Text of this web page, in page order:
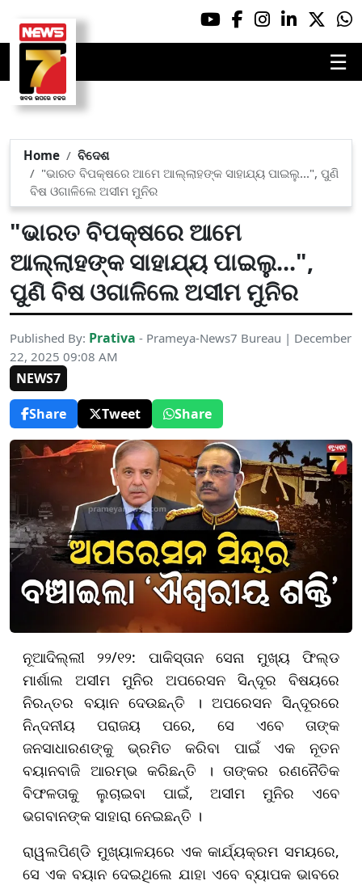
☰
Home
ବିଦେଶ
"ଭାରତ ବିପକ୍ଷରେ ଆମେ ଆଲ୍ଲାହଙ୍କ ସାହାଯ୍ୟ ପାଇଲୁ...", ପୁଣି
ବିଷ ଓଗାଳିଲେ ଅସୀମ ମୁନିର
"ଭାରତ ବିପକ୍ଷରେ ଆମେ
ଆଲ୍ଲାହଙ୍କ ସାହାଯ୍ୟ ପାଇଲୁ...",
ପୁଣି ବିଷ ଓଗାଳିଲେ ଅସୀମ ମୁନିର
Published By: Prativa - Prameya-News7 Bureau | December
22, 2025 09:08 AM
NEWS7
Share
Tweet Share
ନୂଆଦିଲ୍ଲୀ ୨୨/୧୨: ପାକିସ୍ତାନ ସେନା ମୁଖ୍ୟ ଫିଲ୍ଡ
ମାର୍ଶାଲ ଅସୀମ ମୁନିର ଅପରେସନ ସିନ୍ଦୂର ବିଷୟରେ
ନିରନ୍ତର ବୟାନ ଦେଉଛନ୍ତି । ଅପରେସନ ସିନ୍ଦୂରରେ
ନିନ୍ଦନୀୟ ପରାଜୟ ପରେ, ସେ ଏବେ ତାଙ୍କ
ଜନସାଧାରଣଙ୍କୁ ଭ୍ରମିତ କରିବା ପାଇଁ ଏକ ନୂତନ
ବୟାନବାଜି ଆରମ୍ଭ କରିଛନ୍ତି । ତାଙ୍କର ରଣନୈତିକ
ବିଫଳତାକୁ ଲୁଚାଇବା ପାଇଁ, ଅସୀମ ମୁନିର ଏବେ
ଭଗବାନଙ୍କ ସାହାରା ନେଇଛନ୍ତି ।
ରାୱଲପିଣ୍ଡି ମୁଖ୍ୟାଳୟରେ ଏକ କାର୍ଯ୍ୟକ୍ରମ ସମୟରେ,
ସେ ଏକ ବୟାନ ଦେଇଥିଲେ ଯାହା ଏବେ ବ୍ୟାପକ ଭାବରେ